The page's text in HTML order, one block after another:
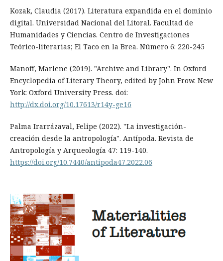
Kozak, Claudia (2017). Literatura expandida en el dominio
digital. Universidad Nacional del Litoral. Facultad de
Humanidades y Ciencias. Centro de Investigaciones
Teórico-literarias; El Taco en la Brea. Número 6: 220-245
Manoff, Marlene (2019). "Archive and Library". In Oxford
Encyclopedia of Literary Theory, edited by John Frow. New
York: Oxford University Press. doi:
http://dx.doi.org/10.17613/r14y-ge16
Palma Irarrázaval, Felipe (2022). "La investigación-
creación desde la antropología". Antípoda. Revista de
Antropología y Arqueología 47: 119-140.
https://doi.org/10.7440/antipoda47.2022.06